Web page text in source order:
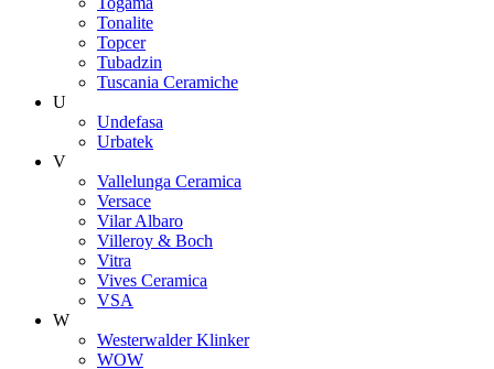
Tonalite
Topcer
Tubadzin
Tuscania Ceramiche
U
Undefasa
Urbatek
V
Vallelunga Ceramica
Versace
Vilar Albaro
Villeroy & Boch
Vitra
Vives Ceramica
VSA
W
Westerwalder Klinker
WOW